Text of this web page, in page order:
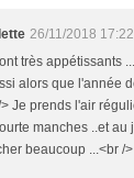
26/11/2018 17:22
très appétissants
alors que l'année
Je prends l'air
manches ..et au
beaucoup ...<br /